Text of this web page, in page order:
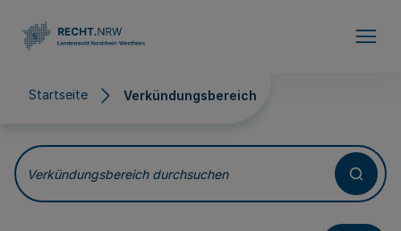
Startseite Verkündungsbereich
Verkündungsbereich
Verkündungsbereich durchsuchen